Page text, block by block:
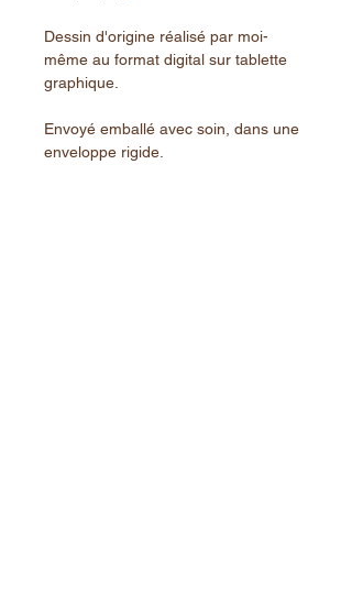
Dessin d'origine réalisé par moi-
même au format digital sur tablette
graphique.
Envoyé emballé avec soin, dans une
enveloppe rigide.